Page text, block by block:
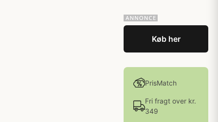
Køb her
PrisMatch
Fri fragt over kr.
349